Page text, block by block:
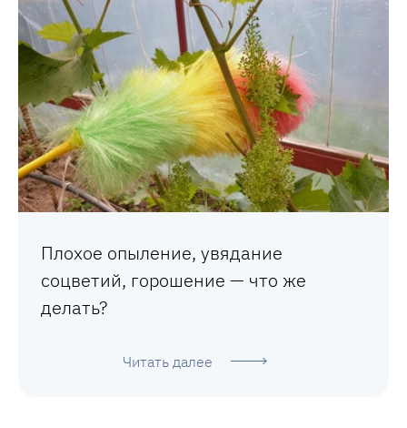
Плохое опыление, увядание
соцветий, горошение — что же
делать?
Читать далее